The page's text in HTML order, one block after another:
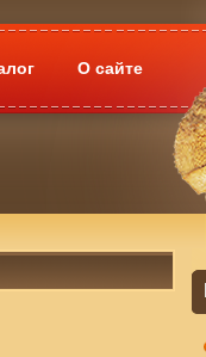
О сайте